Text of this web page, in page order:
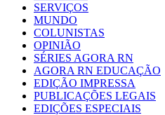
SERVIÇOS
MUNDO
COLUNISTAS
OPINIÃO
SÉRIES AGORA RN
AGORA RN EDUCAÇÃO
EDIÇÃO IMPRESSA
PUBLICAÇÕES LEGAIS
EDIÇÕES ESPECIAIS